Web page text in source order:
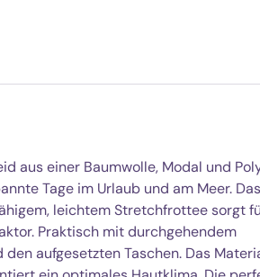
aus einer Baumwolle, Modal und
Tage im Urlaub und am Meer.
leichtem Stretchfrottee sorgt
Praktisch mit durchgehendem
den aufgesetzten Taschen. Das